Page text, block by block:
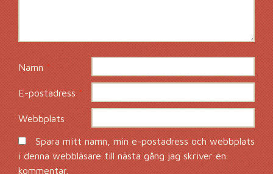
Namn *
E-postadress*
Webbplats
Spara mitt namn, min e-postadress och webbplats
i denna webbläsare till nästa gång jag skriver en
kommentar.